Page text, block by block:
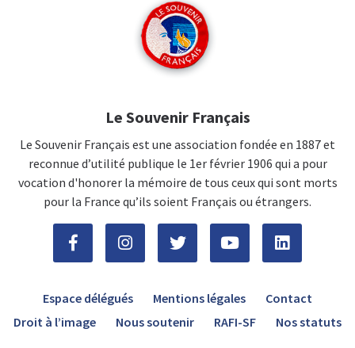
Le Souvenir Français
Le Souvenir Français est une association fondée en 1887 et
reconnue d’utilité publique le 1er février 1906 qui a pour
vocation d'honorer la mémoire de tous ceux qui sont morts
pour la France qu’ils soient Français ou étrangers.
Espace délégués Mentions légales
Contact
Droit à l’image
Nous soutenir RAFI-SF Nos statuts